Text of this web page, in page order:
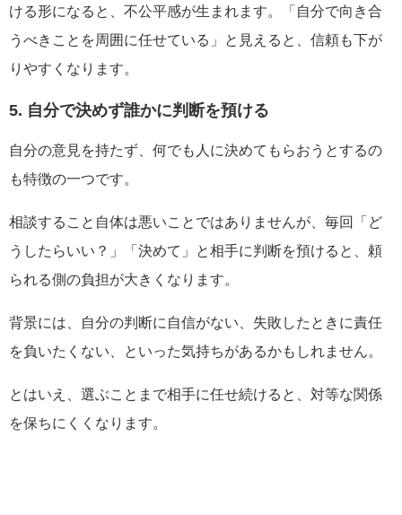
ける形になると、不公平感が生まれます。「自分で向き合
うべきことを周囲に任せている」と見えると、信頼も下が
りやすくなります。
5. 自分で決めず誰かに判断を預ける
自分の意見を持たず、何でも人に決めてもらおうとするの
も特徴の一つです。
相談すること自体は悪いことではありませんが、毎回「ど
うしたらいい？」「決めて」と相手に判断を預けると、頼
られる側の負担が大きくなります。
背景には、自分の判断に自信がない、失敗したときに責任
を負いたくない、といった気持ちがあるかもしれません。
とはいえ、選ぶことまで相手に任せ続けると、対等な関係
を保ちにくくなります。